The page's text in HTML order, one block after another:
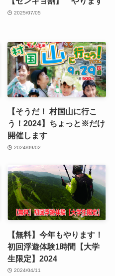
2025/07/05
【そうだ！ 村国山に行こ
う！2024】ちょっと※だけ
開催します
2024/09/02
【無料】今年もやります！
初回浮遊体験1時間【大学
生限定】2024
2024/04/11